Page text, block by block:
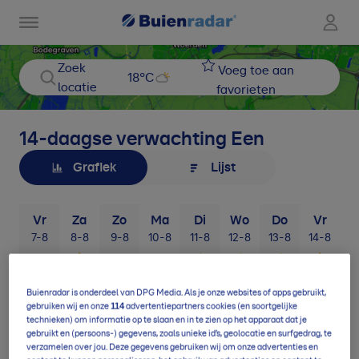
Zoek
locatie
18°C
Voeg toe aan
favorieten
14-daagse verwachting Een
Grafiek Lijst
Vr
7-8
Za
8-8
Zo
9-8
Ma
10-8
Di
11-8
Wo
12-8
Do
13-8
Vr
14-8
Buienradar is onderdeel van DPG Media. Als je onze websites of apps gebruikt,
gebruiken wij en onze114advertentiepartners cookies (en soortgelijke
technieken) om informatie op te slaan en in te zien op het apparaat dat je
gebruikt en (persoons-) gegevens, zoals unieke id’s, geolocatie en surfgedrag, te
verzamelen over jou. Deze gegevens gebruiken wij om onze advertenties en